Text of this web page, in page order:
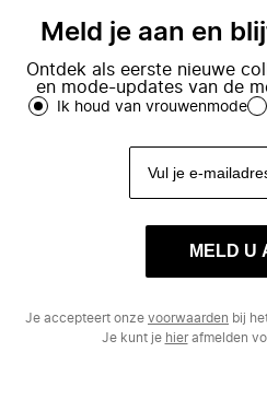
Meld je aan en
Ontdek als eerste nieuwe
en mode-updates van de
Ik houd van vrouwenmode
MELD U
Je accepteert onze voorwaarden bij
Je kunt je hierafmelden